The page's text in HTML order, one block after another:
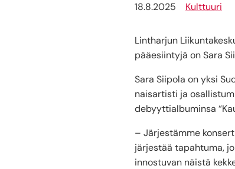
18.8.2025 Kulttuuri
Lintharjun
pääesiintyjä on Sara
Sara Siipola on yksi
naisartisti ja
debyyttialbuminsa
– Järjestämme
järjestää tapahtuma,
innostuvan näistä